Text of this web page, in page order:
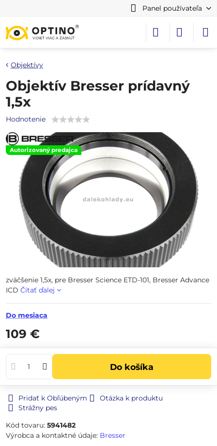
Panel používateľa
Autorizovaný predajca
Objektívy
Objektív Bresser prídavný
1,5x
Hodnotenie
zväčšenie 1,5x, pre Bresser Science ETD-101, Bresser Advance
ICD Čítať ďalej
Do mesiaca
109 €
Do košíka
Pridať k Obľúbeným
Otázka k produktu
Strážny pes
Kód tovaru: 5941482
Výrobca a kontaktné údaje: Bresser